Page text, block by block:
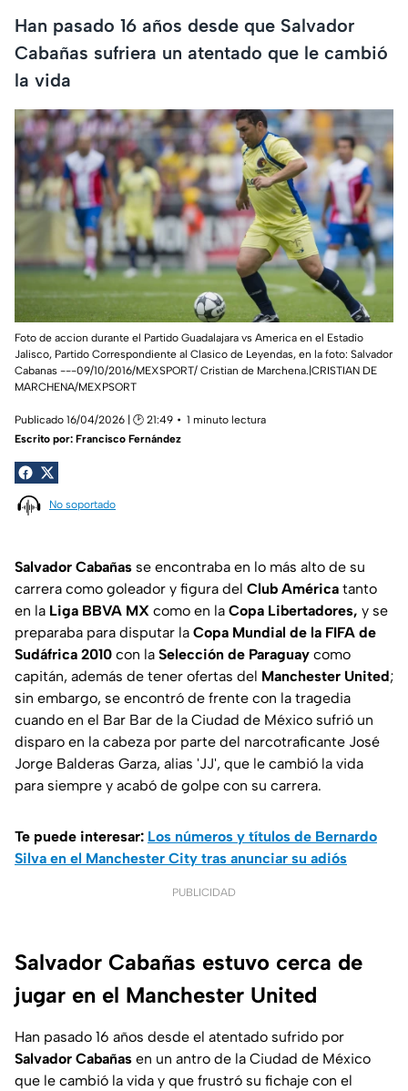
Han pasado 16 años desde que Salvador
Cabañas sufriera un atentado que le cambió
la vida
Foto de accion durante el Partido Guadalajara vs America en el Estadio
Jalisco, Partido Correspondiente al Clasico de Leyendas, en la foto: Salvador
Cabanas ---09/10/2016/MEXSPORT/ Cristian de Marchena.|CRISTIAN DE
MARCHENA/MEXPSORT
Publicado 16/04/2026 | 🕑 21:49
1 minuto lectura
Escrito por: Francisco Fernández
No soportado
Salvador Cabañas se encontraba en lo más alto de su
carrera como goleador y figura del Club América tanto
en la Liga BBVA MX como en la Copa Libertadores, y se
preparaba para disputar la Copa Mundial de la FIFA de
Sudáfrica 2010 con la Selección de Paraguay como
capitán, además de tener ofertas del Manchester United;
sin embargo, se encontró de frente con la tragedia
cuando en el Bar Bar de la Ciudad de México sufrió un
disparo en la cabeza por parte del narcotraficante José
Jorge Balderas Garza, alias 'JJ', que le cambió la vida
para siempre y acabó de golpe con su carrera.
Te puede interesar: Los números y títulos de Bernardo
Silva en el Manchester City tras anunciar su adiós
PUBLICIDAD
Salvador Cabañas estuvo cerca de
jugar en el Manchester United
Han pasado 16 años desde el atentado sufrido por
Salvador Cabañas en un antro de la Ciudad de México
que le cambió la vida y que frustró su fichaje con el